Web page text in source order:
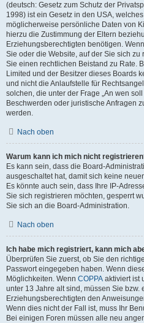
(deutsch: Gesetz zum Schutz der
1998) ist ein Gesetz in den USA,
möglicherweise persönliche Daten von
hierzu die Zustimmung der Eltern
Erziehungsberechtigten benötigen.
Sie oder die Website, auf der Sie sich
Sie einen rechtlichen Beistand zu Rate.
Limited und der Besitzer dieses Boards
und nicht die Anlaufstelle für
solchen, die unter der Frage „An wen
Beschwerden oder juristische Anfragen
werden.
Nach oben
Warum kann ich mich nicht
Es kann sein, dass die Board-
ausgeschaltet hat, damit sich keine
Es könnte auch sein, dass Ihre IP-
Sie sich registrieren möchten, gesperrt
Sie sich an die Board-Administration.
Nach oben
Ich habe mich registriert, kann mich
Überprüfen Sie zuerst, ob Sie den
Passwort eingegeben haben. Wenn
Möglichkeiten. Wenn COPPA aktiviert ist
unter 13 Jahre alt sind, müssen Sie bzw.
Erziehungsberechtigten den
Wenn dies nicht der Fall ist, muss Ihr
Bei einigen Foren müssen alle neu